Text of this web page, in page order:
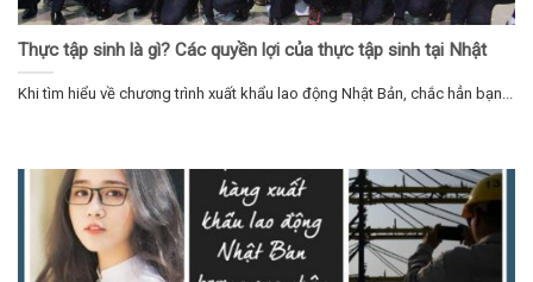
Thực tập sinh là gì? Các quyền lợi của thực tập sinh tại Nhật
Khi tìm hiểu về chương trình xuất khẩu lao động Nhật Bản, chắc hẳn bạn...